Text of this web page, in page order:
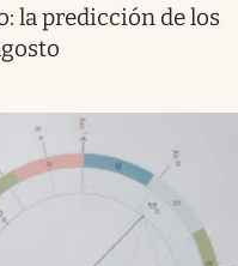
la predicción de los